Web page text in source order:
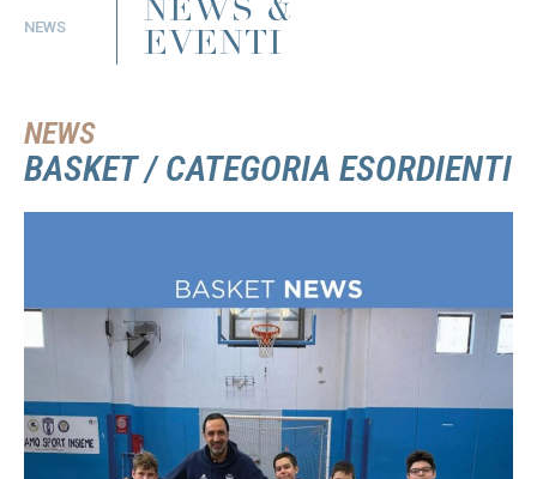
NEWS
NEWS &
EVENTI
NEWS
BASKET / CATEGORIA ESORDIENTI